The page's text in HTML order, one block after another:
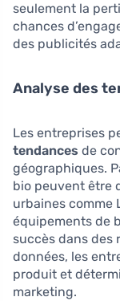
seulement la
chances
des publicités
Analyse des
Les entreprises
tendances de
géographiques.
bio peuvent être
urbaines comme
équipements de
succès dans des
données, les
produit et
marketing.